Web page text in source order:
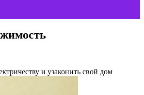
и узаконить свой дом